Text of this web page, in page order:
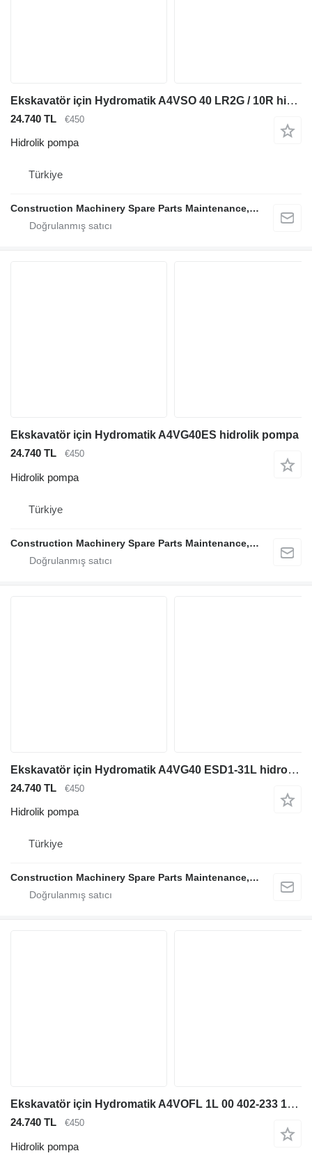
Ekskavatör için Hydromatik A4VSO 40 LR2G / 10R hidrolik pompa
24.740 TL €450
Hidrolik pompa
Türkiye
Construction Machinery Spare Parts Maintenance, Repair and Sales Company
Ekskavatör için Hydromatik A4VG40ES hidrolik pompa
24.740 TL
€450
Hidrolik pompa
Türkiye
Construction Machinery Spare Parts Maintenance, Repair and Sales Company
Ekskavatör için Hydromatik A4VG40 ESD1-31L hidrolik pompa
24.740 TL €450
Hidrolik pompa
Türkiye
Construction Machinery Spare Parts Maintenance, Repair and Sales Company
Ekskavatör için Hydromatik A4VOFL 1L 00 402-233 17 30 21 hidrolik pompa
24.740 TL €450
Hidrolik pompa